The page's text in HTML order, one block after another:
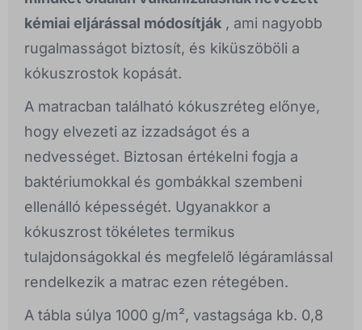
kémiai eljárással módosítják , ami nagyobb
rugalmasságot biztosít, és kiküszöböli a
kókuszrostok kopását.
A matracban található kókuszréteg előnye,
hogy elvezeti az izzadságot és a
nedvességet. Biztosan értékelni fogja a
baktériumokkal és gombákkal szembeni
ellenálló képességét. Ugyanakkor a
kókuszrost tökéletes termikus
tulajdonságokkal és megfelelő légáramlással
rendelkezik a matrac ezen rétegében.
A tábla súlya 1000 g/m², vastagsága kb. 0,8